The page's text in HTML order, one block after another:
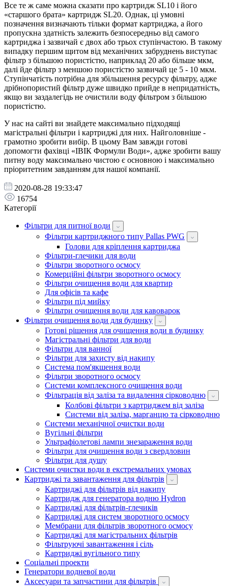
Все те ж саме можна сказати про картридж SL10 і його
«старшого брата» картридж SL20. Однак, ці умовні
позначення визначають тільки формат картриджа, а його
пропускна здатність залежить безпосередньо від самого
картриджа і зазвичай є двох або трьох ступінчастою. В такому
випадку першим щитом від механічних забруднень виступає
фільтр з більшою пористістю, наприклад 20 або більше мкм,
далі йде фільтр з меншою пористістю зазвичай це 5 - 10 мкм.
Ступінчатість потрібна для збільшення ресурсу фільтру, адже
дрібнопористий фільтр дуже швидко прийде в непридатність,
якщо ви заздалегідь не очистили воду фільтром з більшою
пористістю.
У нас на сайті ви знайдете максимально підходящі
магістральні фільтри і картриджі для них. Найголовніше -
грамотно зробити вибір. В цьому Вам завжди готові
допомогти фахівці «ІВІК Формули Води», адже зробити вашу
питну воду максимально чистою є основною і максимально
пріоритетним завданням для нашої компанії.
2020-08-28 19:33:47
16754
Категорії
Фільтри для питної води
Фільтри картриджного типу Pallas PWG
Голови для кріплення картриджа
Фільтри-глечики для води
Фільтри зворотного осмосу
Комерційні фільтри зворотного осмосу
Фільтри очищення води для квартир
Для офісів та кафе
Фільтри під мийку
Фільтри очищення води для кавоварок
Фільтри очищення води для будинку
Готові рішення для очищення води в будинку
Магістральні фільтри для води
Фільтри для ванної
Фільтри для захисту від накипу
Система пом'якшення води
Фільтри зворотного осмосу
Системи комплексного очищення води
Фільтрація від заліза та видалення сірководню
Колбові фільтри з картриджем від заліза
Системи від заліза, марганцю та сірководню
Системи механічної очистки води
Вугільні фільтри
Ультрафіолетові лампи знезараження води
Фільтри для очищення води з свердловин
Фільтри для душу
Системи очистки води в екстремальних умовах
Картриджі та завантаження для фільтрів
Картриджі для фільтрів від накипу
Картридж для генератора водню Hydron
Картриджі для фільтрів-глечиків
Картриджі для систем зворотного осмосу
Мембрани для фільтрів зворотного осмосу
Картриджі для магістральних фільтрів
Фільтруючі завантаження і сіль
Картриджі вугільного типу
Соціальні проекти
Генератори водневої води
Аксесуари та запчастини для фільтрів